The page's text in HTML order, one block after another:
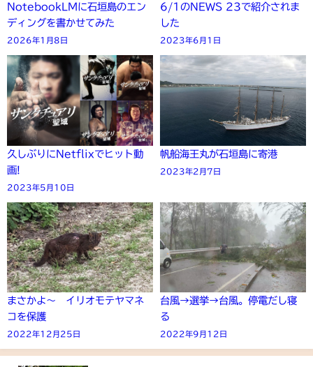
NotebookLMに石垣島のエン
ディングを書かせてみた
2026年1月8日
6/1のNEWS 23で紹介されま
した
2023年6月1日
久しぶりにNetflixでヒット動
画!
2023年5月10日
帆船海王丸が石垣島に寄港
2023年2月7日
まさかよ～ イリオモテヤマネ
コを保護
2022年12月25日
台風→選挙→台風。停電だし寝
る
2022年9月12日